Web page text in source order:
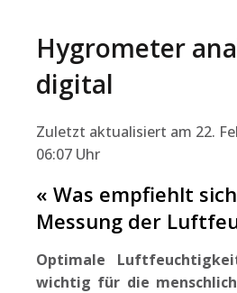
Hygrometer
digital
Zuletzt aktualisiert am 22.
06:07 Uhr
« Was empfiehlt
Messung der
Optimale
wichtig für die